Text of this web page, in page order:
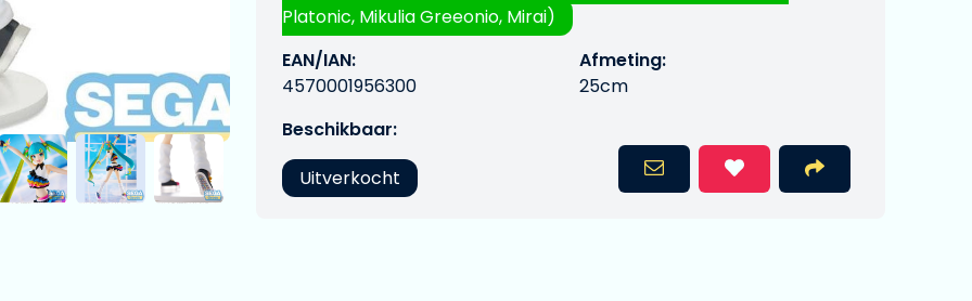
Platonic, Mikulia Greeonio, Mirai)
EAN/IAN:
4570001956300
Afmeting:
25cm
Beschikbaar:
Uitverkocht